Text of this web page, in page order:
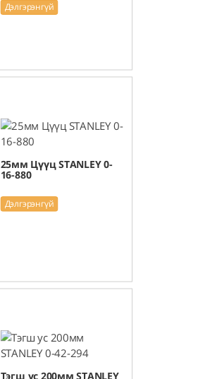
Дэлгэрэнгүй
25мм Цүүц STANLEY 0-
16-880
Дэлгэрэнгүй
Тэгш ус 200мм STANLEY